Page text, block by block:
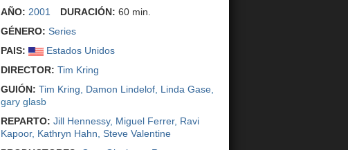
AÑO: 2001 DURACIÓN: 60 min.
GÉNERO: Series
PAIS:
Estados Unidos
DIRECTOR: Tim Kring
GUIÓN: Tim Kring Damon Lindelof Linda Gase
gary glasb
REPARTO: Jill Hennessy, Miguel Ferrer, Ravi
Kapoor, Kathryn Hahn Steve Valentine